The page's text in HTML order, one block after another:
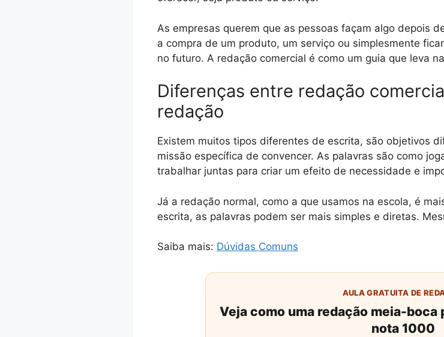
As empresas querem que as pessoas façam algo depois
a compra de um produto, um serviço ou simplesmente
no futuro. A redação comercial é como um guia que leva
Diferenças entre redação
redação
Existem muitos tipos diferentes de escrita, são objetivos
missão específica de convencer. As palavras são como
trabalhar juntas para criar um efeito de necessidade e
Já a redação normal, como a que usamos na escola, é
escrita, as palavras podem ser mais simples e diretas.
Saiba mais: Dúvidas Comuns
AULA GRATUITA DE
Veja como uma redação meia-boca
nota 1000